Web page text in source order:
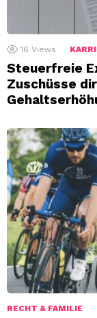
16 Views
Steuerfreie
Zuschüsse
RECHT & FAMILIE